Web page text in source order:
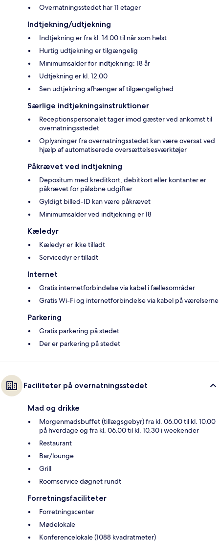
Overnatningsstedet har 11 etager
Indtjekning/udtjekning
Indtjekning er fra kl. 14.00 til når som helst
Hurtig udtjekning er tilgængelig
Minimumsalder for indtjekning: 18 år
Udtjekning er kl. 12.00
Sen udtjekning afhænger af tilgængelighed
Særlige indtjekningsinstruktioner
Receptionspersonalet tager imod gæster ved ankomst til
overnatningsstedet
Oplysninger fra overnatningsstedet kan være oversat ved
hjælp af automatiserede oversættelsesværktøjer
Påkrævet ved indtjekning
Depositum med kreditkort, debitkort eller kontanter er
påkrævet for påløbne udgifter
Gyldigt billed-ID kan være påkrævet
Minimumsalder ved indtjekning er 18
Kæledyr
Kæledyr er ikke tilladt
Servicedyr er tilladt
Internet
Gratis internetforbindelse via kabel i fællesområder
Gratis Wi-Fi og internetforbindelse via kabel på værelserne
Parkering
Gratis parkering på stedet
Der er parkering på stedet
Faciliteter på overnatningsstedet
Mad og drikke
Morgenmadsbuffet (tillægsgebyr) fra kl. 06.00 til kl. 10.00
på hverdage og fra kl. 06.00 til kl. 10.30 i weekender
Restaurant
Bar/lounge
Grill
Roomservice døgnet rundt
Forretningsfaciliteter
Forretningscenter
Mødelokale
Konferencelokale (1088 kvadratmeter)